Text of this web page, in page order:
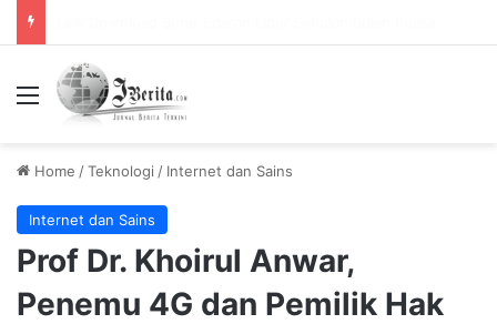
Menu
Home /Teknologi / Internet dan Sains
Internet dan Sains
Prof Dr. Khoirul Anwar,
Penemu 4G dan Pemilik Hak